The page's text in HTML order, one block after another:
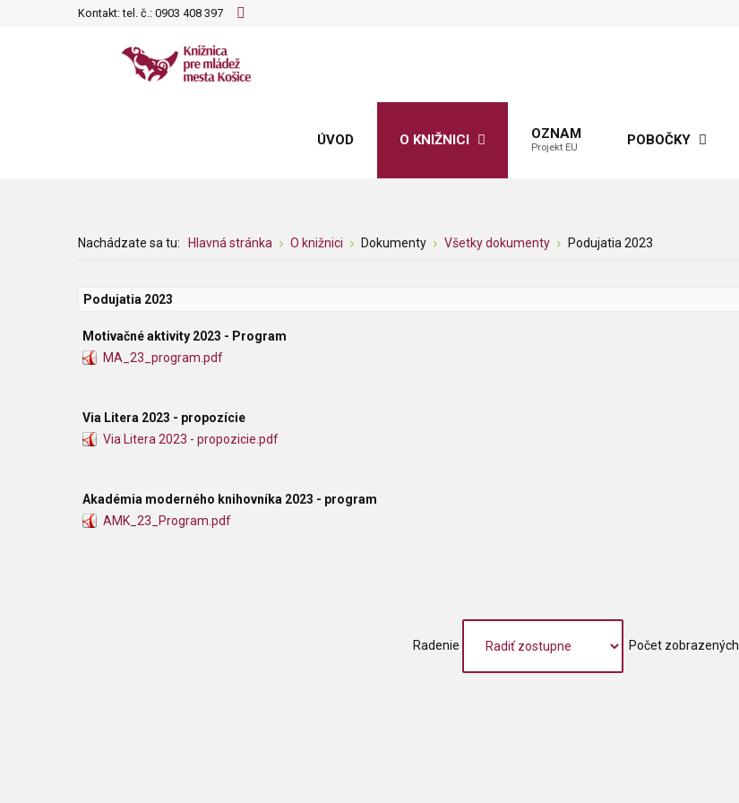
Kontakt: tel. č.: 0903 408 397
ÚVOD O KNIŽNICI OZNAM
Projekt EU POBOČKY
Nachádzate sa tu: Hlavná stránka O knižnici Dokumenty Všetky dokumenty Podujatia 2023
Podujatia 2023
Motivačné aktivity 2023 - Program
MA_23_program.pdf
Via Litera 2023 - propozície
Via Litera 2023 - propozicie.pdf
Akadémia moderného knihovníka 2023 - program
AMK_23_Program.pdf
Radenie Počet zobrazených